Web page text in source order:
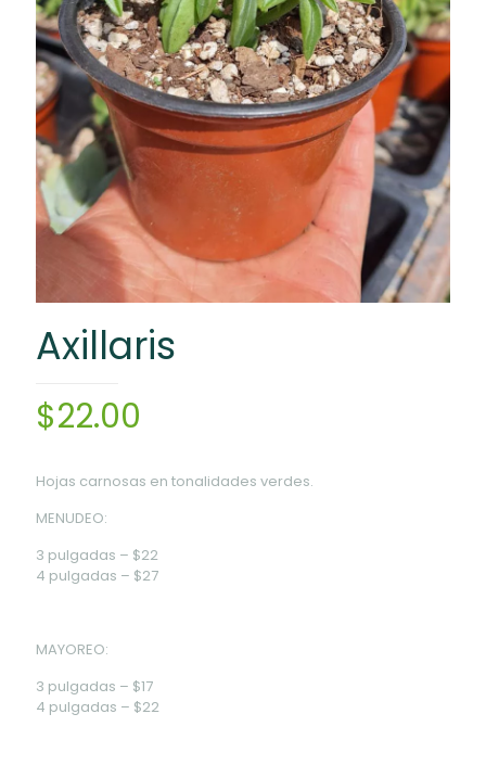
Axillaris
$22.00
Hojas carnosas en tonalidades verdes.
MENUDEO:
3 pulgadas – $22
4 pulgadas – $27
MAYOREO:
3 pulgadas – $17
4 pulgadas – $22